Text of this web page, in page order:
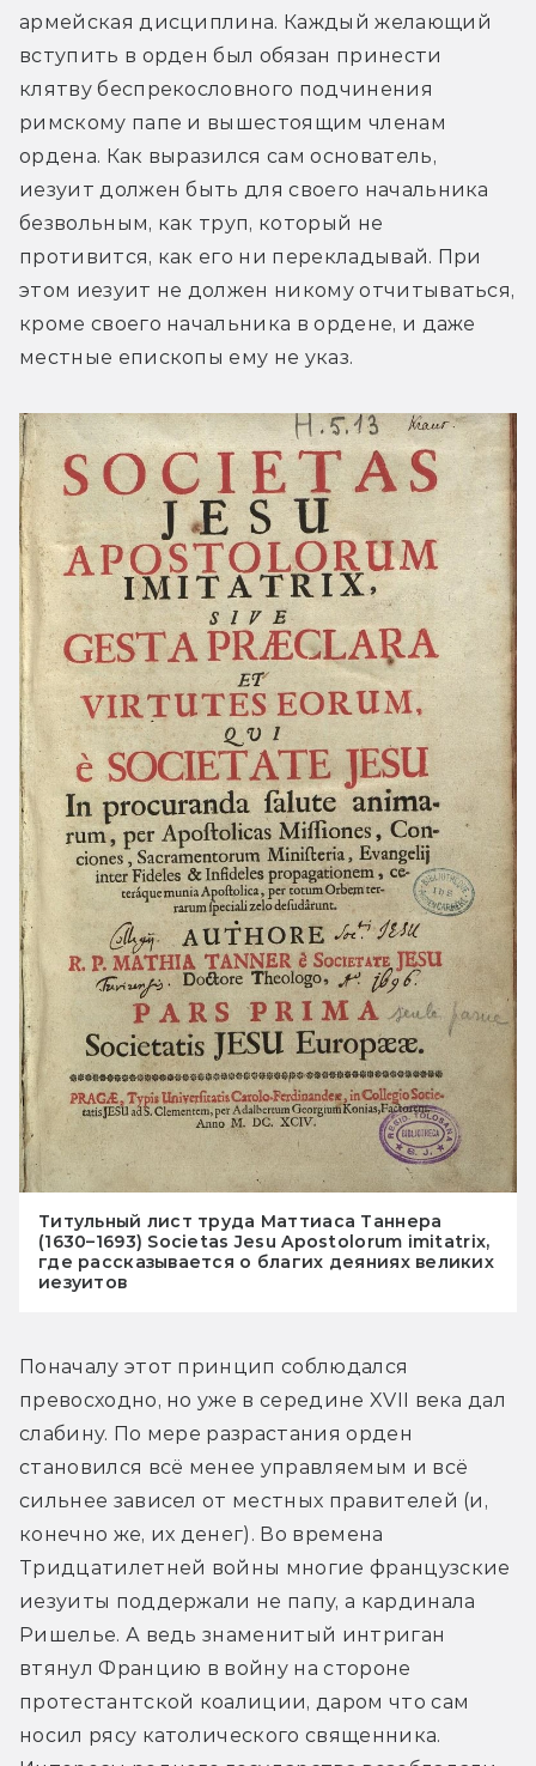
армейская дисциплина. Каждый желающий
вступить в орден был обязан принести
клятву беспрекословного подчинения
римскому папе и вышестоящим членам
ордена. Как выразился сам основатель,
иезуит должен быть для своего начальника
безвольным, как труп, который не
противится, как его ни перекладывай. При
этом иезуит не должен никому отчитываться,
кроме своего начальника в ордене, и даже
местные епископы ему не указ.
Титульный лист труда Маттиаса Таннера
(1630–1693) Societas Jesu Apostolorum imitatrix,
где рассказывается о благих деяниях великих
иезуитов
Поначалу этот принцип соблюдался
превосходно, но уже в середине XVII века дал
слабину. По мере разрастания орден
становился всё менее управляемым и всё
сильнее зависел от местных правителей (и,
конечно же, их денег). Во времена
Тридцатилетней войны многие французские
иезуиты поддержали не папу, а кардинала
Ришелье. А ведь знаменитый интриган
втянул Францию в войну на стороне
протестантской коалиции, даром что сам
носил рясу католического священника.